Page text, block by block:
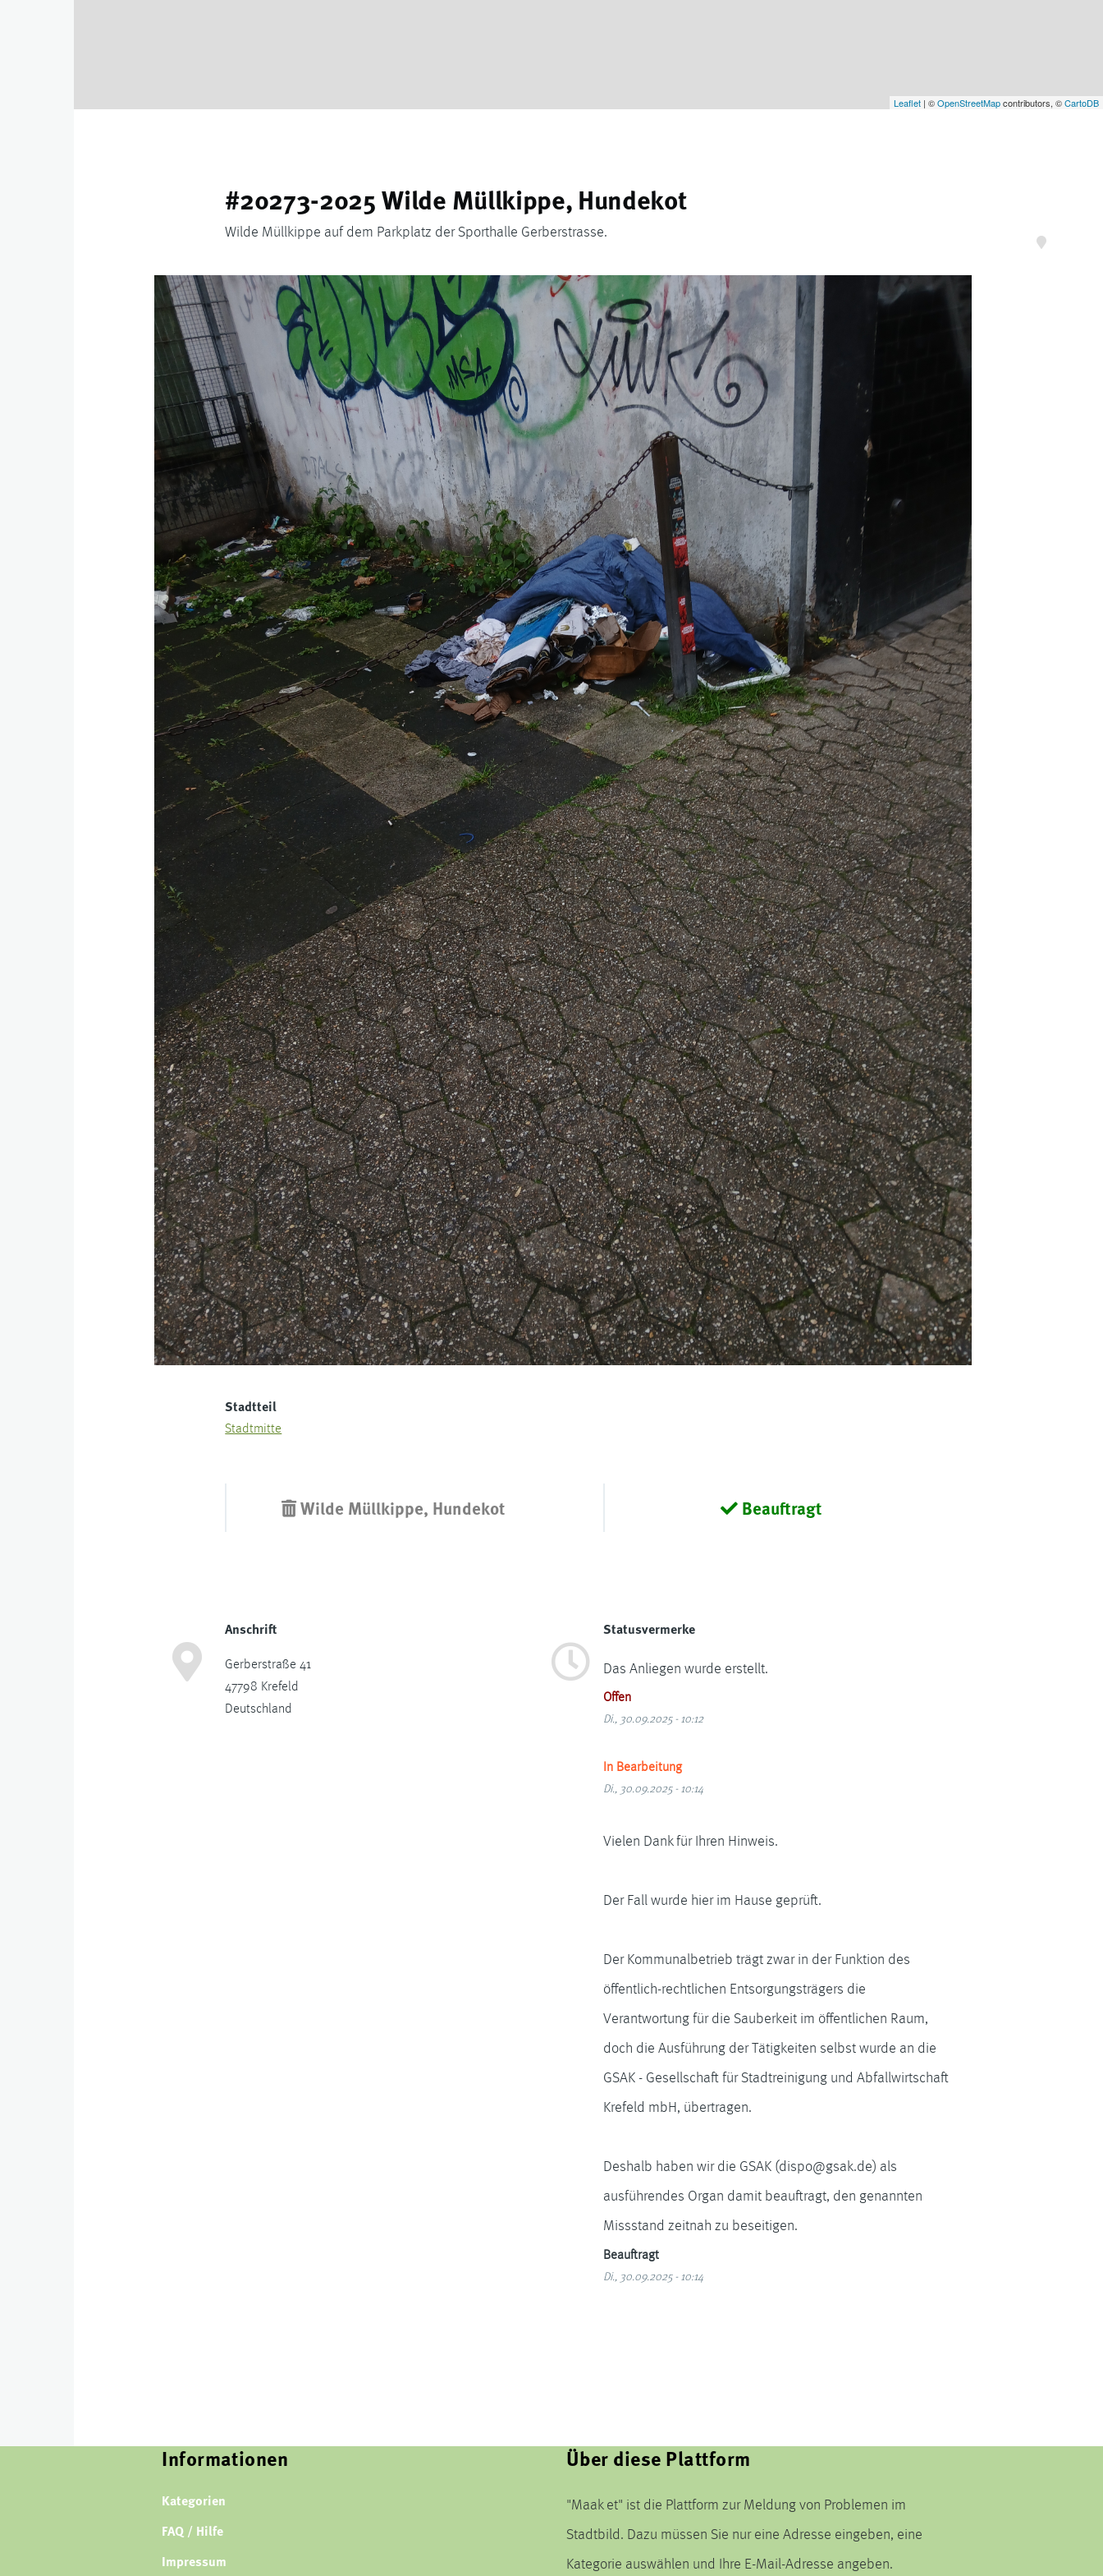
Leaflet | ©OpenStreetMapcontributors, ©CartoDB
#20273-2025 Wilde Müllkippe, Hundekot
Wilde Müllkippe auf dem Parkplatz der Sporthalle Gerberstrasse.
Stadtteil
Stadtmitte
Wilde Müllkippe, Hundekot Beauftragt
Anschrift
Gerberstraße 41
47798 Krefeld
Deutschland
Statusvermerke
Das Anliegen wurde erstellt.
Offen
Di., 30.09.2025 - 10:12
In Bearbeitung
Di., 30.09.2025 - 10:14
Vielen Dank für Ihren Hinweis.
Der Fall wurde hier im Hause geprüft.
Der Kommunalbetrieb trägt zwar in der Funktion des
öffentlich-rechtlichen Entsorgungsträgers die
Verantwortung für die Sauberkeit im öffentlichen Raum,
doch die Ausführung der Tätigkeiten selbst wurde an die
GSAK - Gesellschaft für Stadtreinigung und Abfallwirtschaft
Krefeld mbH, übertragen.
Deshalb haben wir die GSAK (dispo@gsak.de) als
ausführendes Organ damit beauftragt, den genannten
Missstand zeitnah zu beseitigen.
Beauftragt
Di., 30.09.2025 - 10:14
Informationen
Kategorien
FAQ / Hilfe
Impressum
Über diese Plattform
"Maak et" ist die Plattform zur Meldung von Problemen im
Stadtbild. Dazu müssen Sie nur eine Adresse eingeben, eine
Kategorie auswählen und Ihre E-Mail-Adresse angeben.